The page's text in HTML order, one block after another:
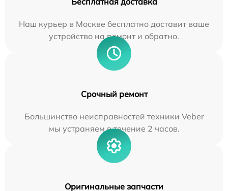
Наш курьер в Москве бесплатно доставит ваше
устройство на ремонт и обратно.
Срочный ремонт
Большинство неисправностей техники Veber
мы устраняем в течение 2 часов.
Оригинальные запчасти